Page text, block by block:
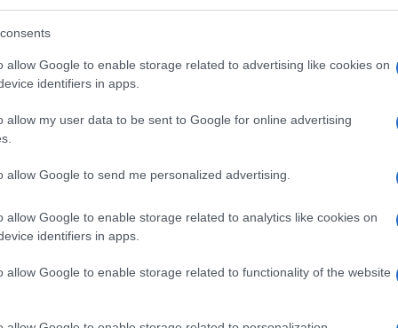
allow Google to enable storage related to advertising like cookies on
identifiers in apps.
allow my user data to be sent to Google for online advertising
allow Google to send me personalized advertising.
allow Google to enable storage related to analytics like cookies on
identifiers in apps.
allow Google to enable storage related to functionality of the website
του Κακού» ήταν άμεση και
οργάνωση, προειδοποιώντας ότι